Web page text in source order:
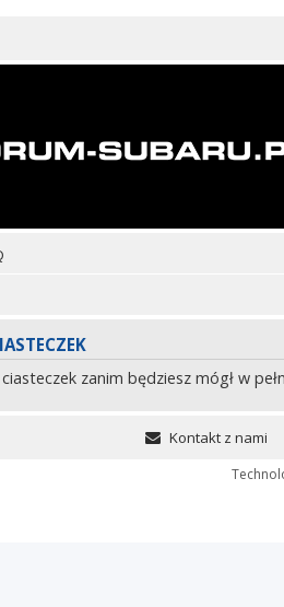
zanim będziesz mógł w
Kontakt z nami